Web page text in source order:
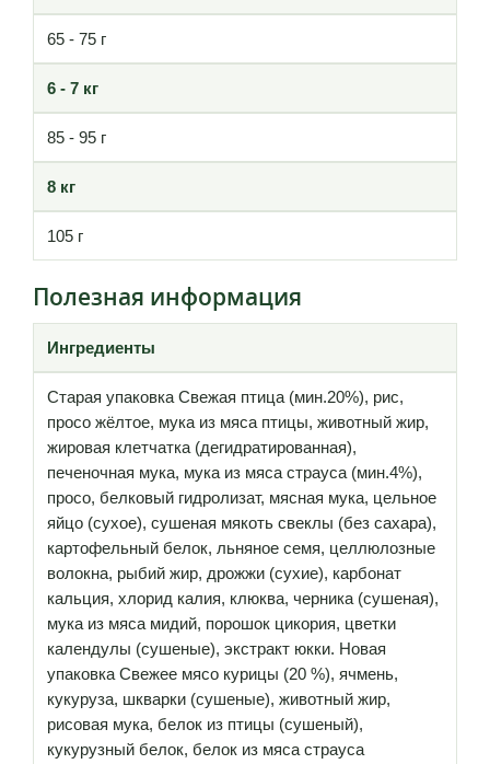
65 - 75 г
6 - 7 кг
85 - 95 г
8 кг
105 г
Полезная информация
Ингредиенты
Старая упаковка Свежая птица (мин.20%), рис,
просо жёлтое, мука из мяса птицы, животный жир,
жировая клетчатка (дегидратированная),
печеночная мука, мука из мяса страуса (мин.4%),
просо, белковый гидролизат, мясная мука, цельное
яйцо (сухое), сушеная мякоть свеклы (без сахара),
картофельный белок, льняное семя, целлюлозные
волокна, рыбий жир, дрожжи (сухие), карбонат
кальция, хлорид калия, клюква, черника (сушеная),
мука из мяса мидий, порошок цикория, цветки
календулы (сушеные), экстракт юкки. Новая
упаковка Свежее мясо курицы (20 %), ячмень,
кукуруза, шкварки (сушеные), животный жир,
рисовая мука, белок из птицы (сушеный),
кукурузный белок, белок из мяса страуса